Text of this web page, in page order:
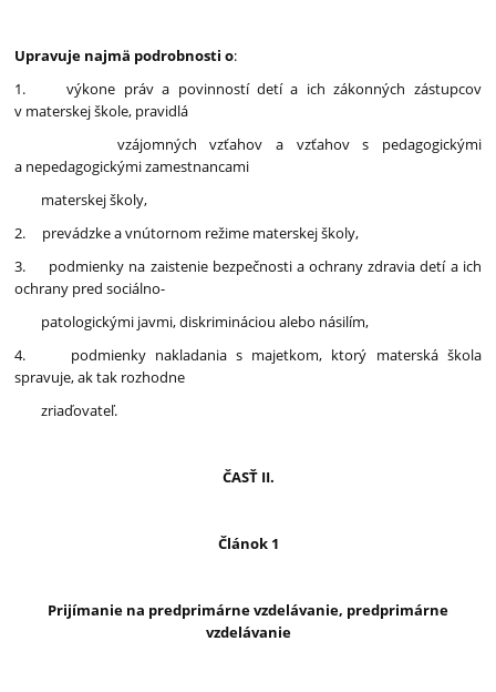
Upravuje najmä podrobnosti o:
1. výkone práv a povinností detí a ich zákonných zástupcov
v materskej škole, pravidlá
vzájomných vzťahov a vzťahov s pedagogickými
a nepedagogickými zamestnancami
materskej školy,
2. prevádzke a vnútornom režime materskej školy,
3. podmienky na zaistenie bezpečnosti a ochrany zdravia detí a ich
ochrany pred sociálno-
patologickými javmi, diskrimináciou alebo násilím,
4. podmienky nakladania s majetkom, ktorý materská škola
spravuje, ak tak rozhodne
zriaďovateľ.
ČASŤ II.
Článok 1
Prijímanie na predprimárne vzdelávanie, predprimárne
vzdelávanie